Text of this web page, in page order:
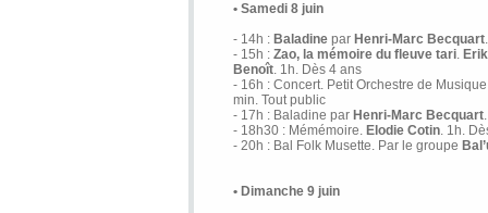
• Samedi 8 juin
- 14h : Baladine par Henri-Marc Becquart
- 15h : Zao, la mémoire du fleuve tari.
Benoît. 1h. Dès 4 ans
- 16h : Concert. Petit Orchestre de
min. Tout public
- 17h : Baladine par Henri-Marc Becquart
- 18h30 : Mémémoire. Elodie Cotin. 1h.
- 20h : Bal Folk Musette. Par le groupe
• Dimanche 9 juin